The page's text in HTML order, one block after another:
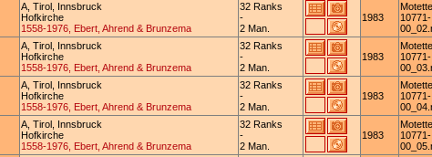
A, Tirol, Innsbruck
Hofkirche
1558-1976, Ebert, Ahrend & Brunzema
32 Ranks
-
2 Man.
1983
Motette
10771-
A, Tirol, Innsbruck
Hofkirche
1558-1976, Ebert, Ahrend & Brunzema
32 Ranks
-
2 Man.
1983
Motette
10771-
A, Tirol, Innsbruck
Hofkirche
1558-1976, Ebert, Ahrend & Brunzema
32 Ranks
-
2 Man.
1983
Motette
10771-
A, Tirol, Innsbruck
Hofkirche
1558-1976, Ebert, Ahrend & Brunzema
32 Ranks
-
2 Man.
1983
Motette
10771-